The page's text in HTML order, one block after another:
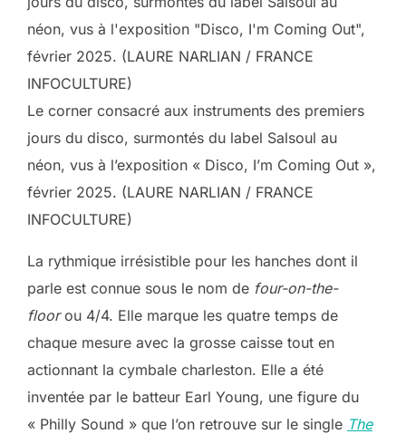
Le corner consacré aux instruments des premiers
jours du disco, surmontés du label Salsoul au
néon, vus à l’exposition « Disco, I’m Coming Out »,
février 2025. (LAURE NARLIAN / FRANCE
INFOCULTURE)
La rythmique irrésistible pour les hanches dont il
parle est connue sous le nom de four-on-the-
floorou 4/4. Elle marque les quatre temps de
chaque mesure avec la grosse caisse tout en
actionnant la cymbale charleston. Elle a été
inventée par le batteur Earl Young, une figure du
« Philly Sound » que l’on retrouve sur le single The